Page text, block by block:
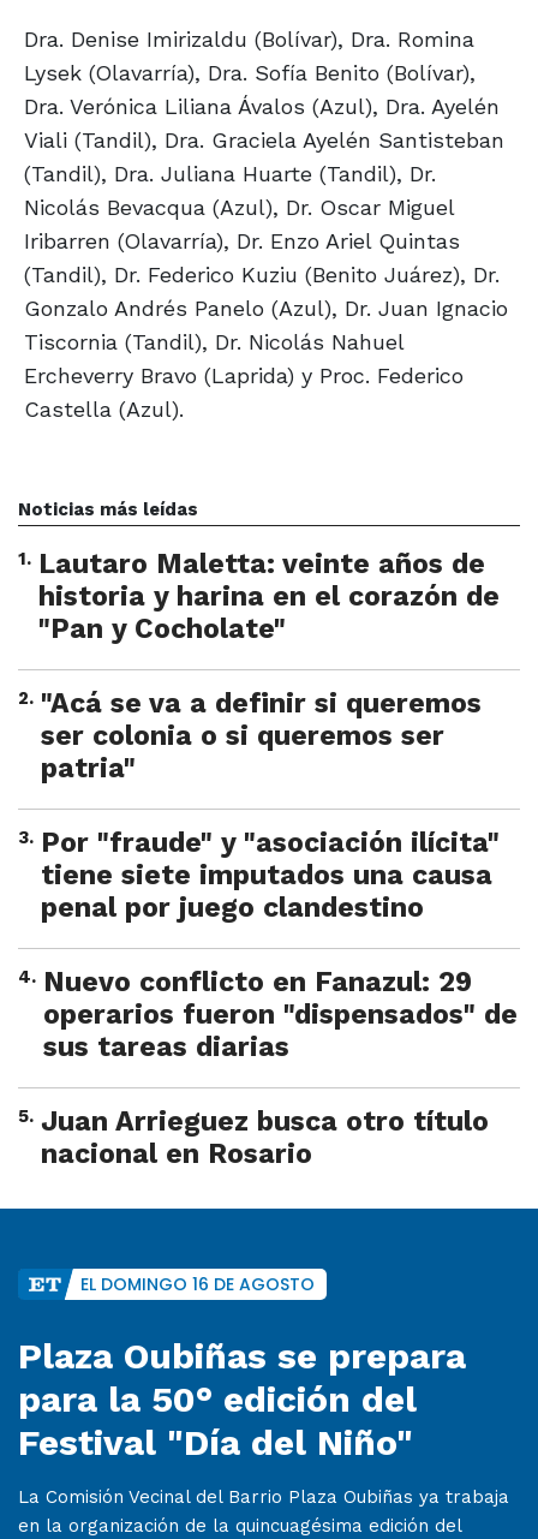
Dra. Denise Imirizaldu (Bolívar), Dra. Romina
Lysek (Olavarría), Dra. Sofía Benito (Bolívar),
Dra. Verónica Liliana Ávalos (Azul), Dra. Ayelén
Viali (Tandil), Dra. Graciela Ayelén Santisteban
(Tandil), Dra. Juliana Huarte (Tandil), Dr.
Nicolás Bevacqua (Azul), Dr. Oscar Miguel
Iribarren (Olavarría), Dr. Enzo Ariel Quintas
(Tandil), Dr. Federico Kuziu (Benito Juárez), Dr.
Gonzalo Andrés Panelo (Azul), Dr. Juan Ignacio
Tiscornia (Tandil), Dr. Nicolás Nahuel
Ercheverry Bravo (Laprida) y Proc. Federico
Castella (Azul).
Noticias más leídas
1. Lautaro Maletta: veinte años de
historia y harina en el corazón de
"Pan y Cocholate"
2. "Acá se va a definir si queremos
ser colonia o si queremos ser
patria"
3. Por "fraude" y "asociación ilícita"
tiene siete imputados una causa
penal por juego clandestino
4. Nuevo conflicto en Fanazul: 29
operarios fueron "dispensados" de
sus tareas diarias
5. Juan Arrieguez busca otro título
nacional en Rosario
EL DOMINGO 16 DE AGOSTO
Plaza Oubiñas se prepara
para la 50° edición del
Festival "Día del Niño"
La Comisión Vecinal del Barrio Plaza Oubiñas ya trabaja
en la organización de la quincuagésima edición del